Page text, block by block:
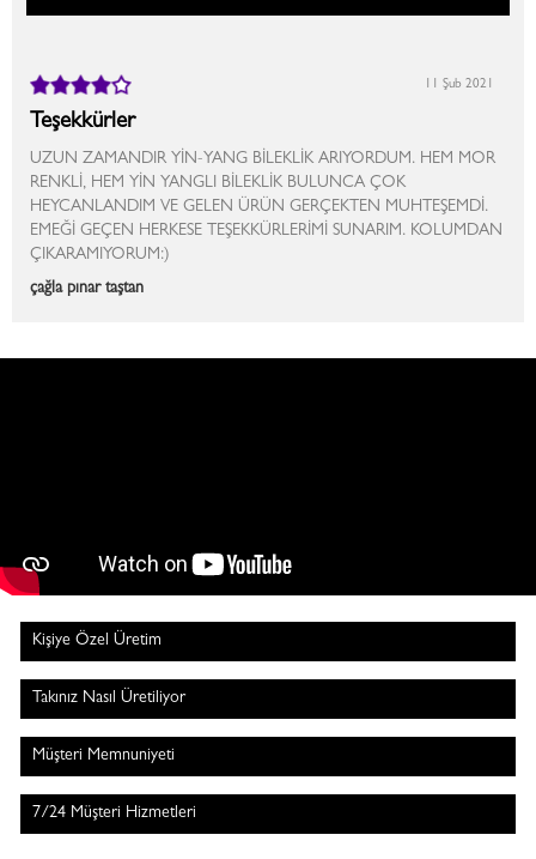
Teşekkürler
UZUN ZAMANDIR YİN-YANG BİLEKLİK ARIYORDUM. HEM MOR
RENKLİ, HEM YİN YANGLI BİLEKLİK BULUNCA ÇOK
HEYCANLANDIM VE GELEN ÜRÜN GERÇEKTEN MUHTEŞEMDİ.
EMEĞİ GEÇEN HERKESE TEŞEKKÜRLERİMİ SUNARIM. KOLUMDAN
ÇIKARAMIYORUM:)
çağla pınar taştan
11 Şub 2021
Kişiye Özel Üretim
Takınız Nasıl Üretiliyor
Müşteri Memnuniyeti
7/24 Müşteri Hizmetleri